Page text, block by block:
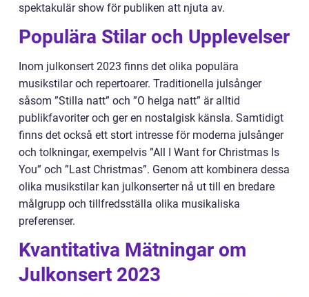
spektakulär show för publiken att njuta av.
Populära Stilar och Upplevelser
Inom julkonsert 2023 finns det olika populära
musikstilar och repertoarer. Traditionella julsånger
såsom ”Stilla natt” och ”O helga natt” är alltid
publikfavoriter och ger en nostalgisk känsla. Samtidigt
finns det också ett stort intresse för moderna julsånger
och tolkningar, exempelvis ”All I Want for Christmas Is
You” och ”Last Christmas”. Genom att kombinera dessa
olika musikstilar kan julkonserter nå ut till en bredare
målgrupp och tillfredsställa olika musikaliska
preferenser.
Kvantitativa Mätningar om
Julkonsert 2023